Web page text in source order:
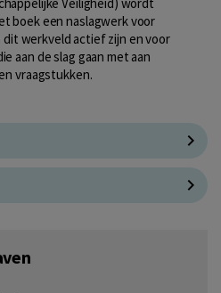
boek een naslagwerk voor
dit werkveld actief zijn en voor
aan de slag gaan met aan
vraagstukken.